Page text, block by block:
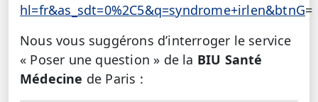
hl=fr&as_sdt=0%2C5&q=syndrome+irlen&btnG=
Nous vous suggérons d’interroger le service
« Poser une question » de la BIU Santé
Médecine de Paris :